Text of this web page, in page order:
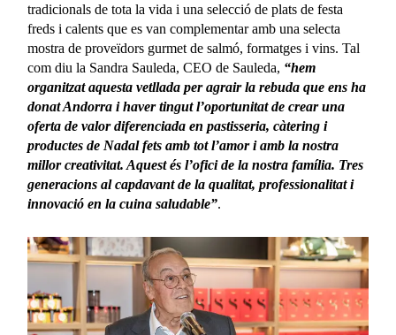
tradicionals de tota la vida i una selecció de plats de festa
freds i calents que es van complementar amb una selecta
mostra de proveïdors gurmet de salmó, formatges i vins. Tal
com diu la Sandra Sauleda, CEO de Sauleda, “hem
organitzat aquesta vetllada per agrair la rebuda que ens ha
donat Andorra i haver tingut l’oportunitat de crear una
oferta de valor diferenciada en pastisseria, càtering i
productes de Nadal fets amb tot l’amor i amb la nostra
millor creativitat. Aquest és l’ofici de la nostra família. Tres
generacions al capdavant de la qualitat, professionalitat i
innovació en la cuina saludable”.